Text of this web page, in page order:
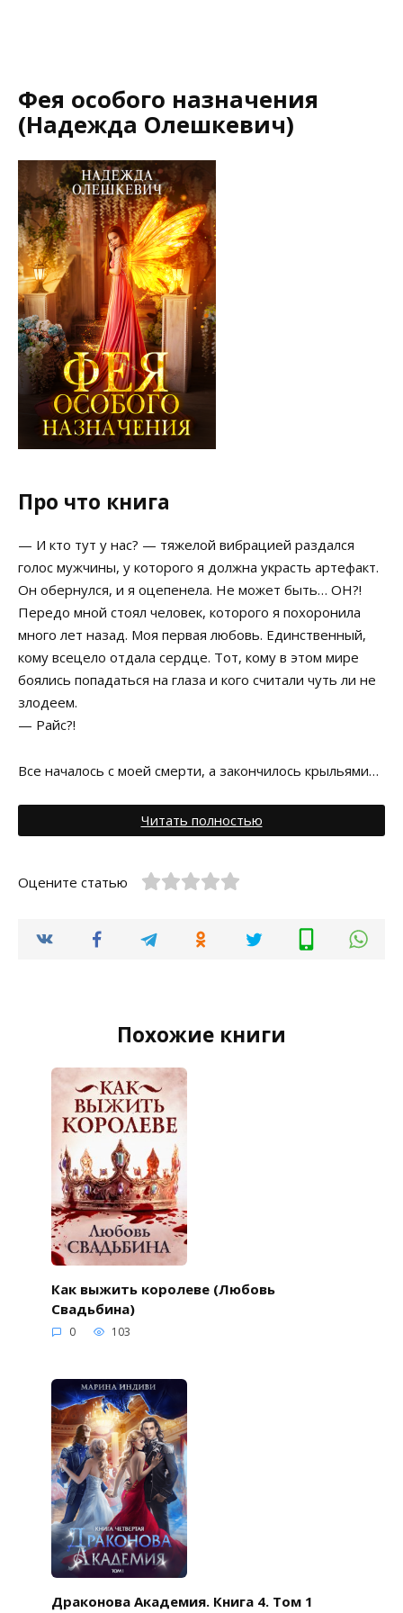
Фея особого назначения
(Надежда Олешкевич)
Про что книга
— И кто тут у нас? — тяжелой вибрацией раздался
голос мужчины, у которого я должна украсть артефакт.
Он обернулся, и я оцепенела. Не может быть… ОН?!
Передо мной стоял человек, которого я похоронила
много лет назад. Моя первая любовь. Единственный,
кому всецело отдала сердце. Тот, кому в этом мире
боялись попадаться на глаза и кого считали чуть ли не
злодеем.
— Райс?!
Все началось с моей смерти, а закончилось крыльями…
Читать полностью
Оцените статью
Похожие книги
Как выжить королеве (Любовь
Свадьбина)
0 103
Драконова Академия. Книга 4. Том 1